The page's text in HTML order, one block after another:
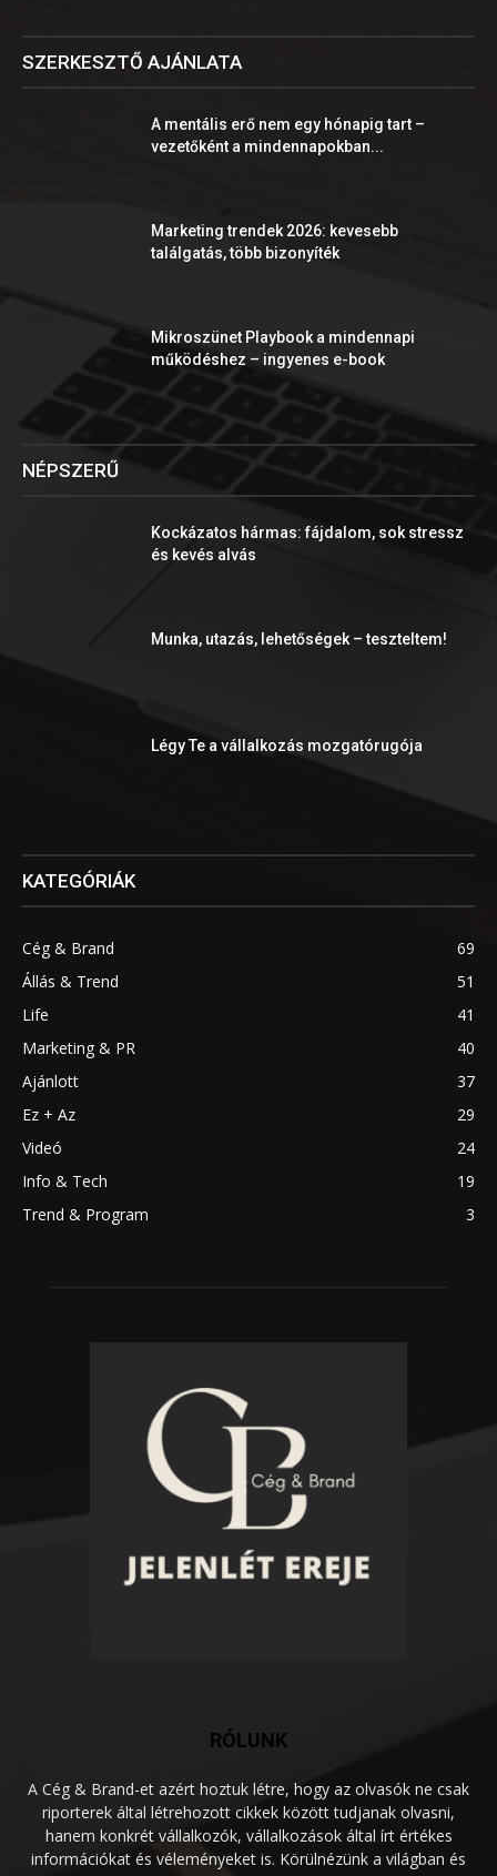
SZERKESZTŐ AJÁNLATA
A mentális erő nem egy hónapig tart –
vezetőként a mindennapokban...
Marketing trendek 2026: kevesebb
találgatás, több bizonyíték
Mikroszünet Playbook a mindennapi
működéshez – ingyenes e-book
NÉPSZERŰ
Kockázatos hármas: fájdalom, sok stressz
és kevés alvás
Munka, utazás, lehetőségek – teszteltem!
Légy Te a vállalkozás mozgatórugója
KATEGÓRIÁK
Cég & Brand
69
Állás & Trend
51
Life
41
Marketing & PR
40
Ajánlott
37
Ez + Az
29
Videó
24
Info & Tech
19
Trend & Program
3
RÓLUNK
A Cég & Brand-et azért hoztuk létre, hogy az olvasók ne csak
riporterek által létrehozott cikkek között tudjanak olvasni,
hanem konkrét vállalkozók, vállalkozások által írt értékes
információkat és véleményeket is. Körülnézünk a világban és